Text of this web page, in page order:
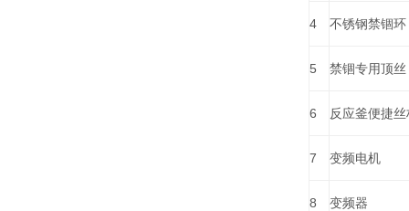
4 不锈钢禁锢环
5 禁锢专用顶丝
6 反应釜便捷丝
7 变频电机
8 变频器